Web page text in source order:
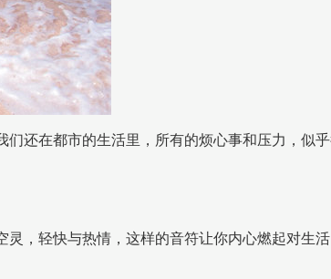
还在都市的生活里，所有的烦心事和压力，似
，轻快与热情，这样的音符让你内心燃起对生